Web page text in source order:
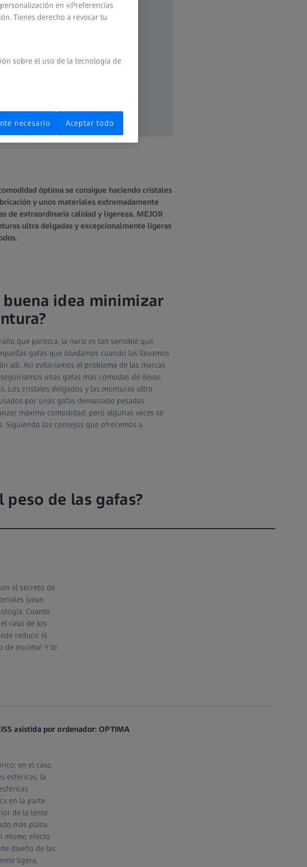
óptima se consigue haciendo cristales
y unos materiales extremadamente
de extraordinaria calidad y ligereza. MEJOR
ultra delgadas y excepcionalmente ligeras
buena idea minimizar
que parezca, la nariz es tan sensible que
gafas que olvidamos cuando las llevamos
allí. Así evitaríamos el problema de las marcas
unas gafas más cómodas de llevar,
Los cristales delgados y las monturas ultra
por unas gafas demasiado pesadas.
máxima comodidad, pero algunas veces se
Siguiendo los consejos que ofrecemos a
de las gafas?
el secreto de
(vean
Cuanto
caso de los
reducir el
de encima! Y lo
asistida por ordenador: OPTIMA
en el caso
esféricas, la
en la parte
de la lente
más plana.
mismo efecto
diseño de las
ligera,
en «Preferencias
Tienes derecho a revocar tu
sobre el uso de la tecnología de
necesario Aceptar todo